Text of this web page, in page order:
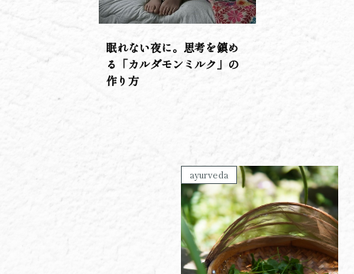
眠れない夜に。思考を鎮め
る「カルダモンミルク」の
作り方
ayurveda